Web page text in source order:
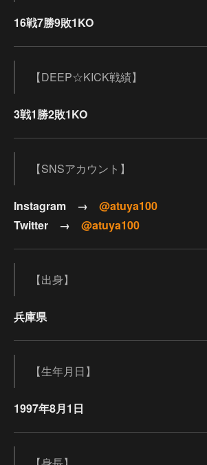
16戦7勝9敗1KO
【DEEP☆KICK戦績】
3戦1勝2敗1KO
【SNSアカウント】
Instagram → @atuya100
Twitter → @atuya100
【出身】
兵庫県
【生年月日】
1997年8月1日